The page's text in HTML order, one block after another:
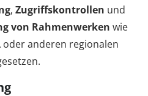
, Zugriffskontrollen und
von Rahmenwerken wie
oder anderen regionalen